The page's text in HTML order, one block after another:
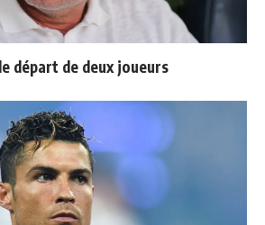
départ de deux joueurs